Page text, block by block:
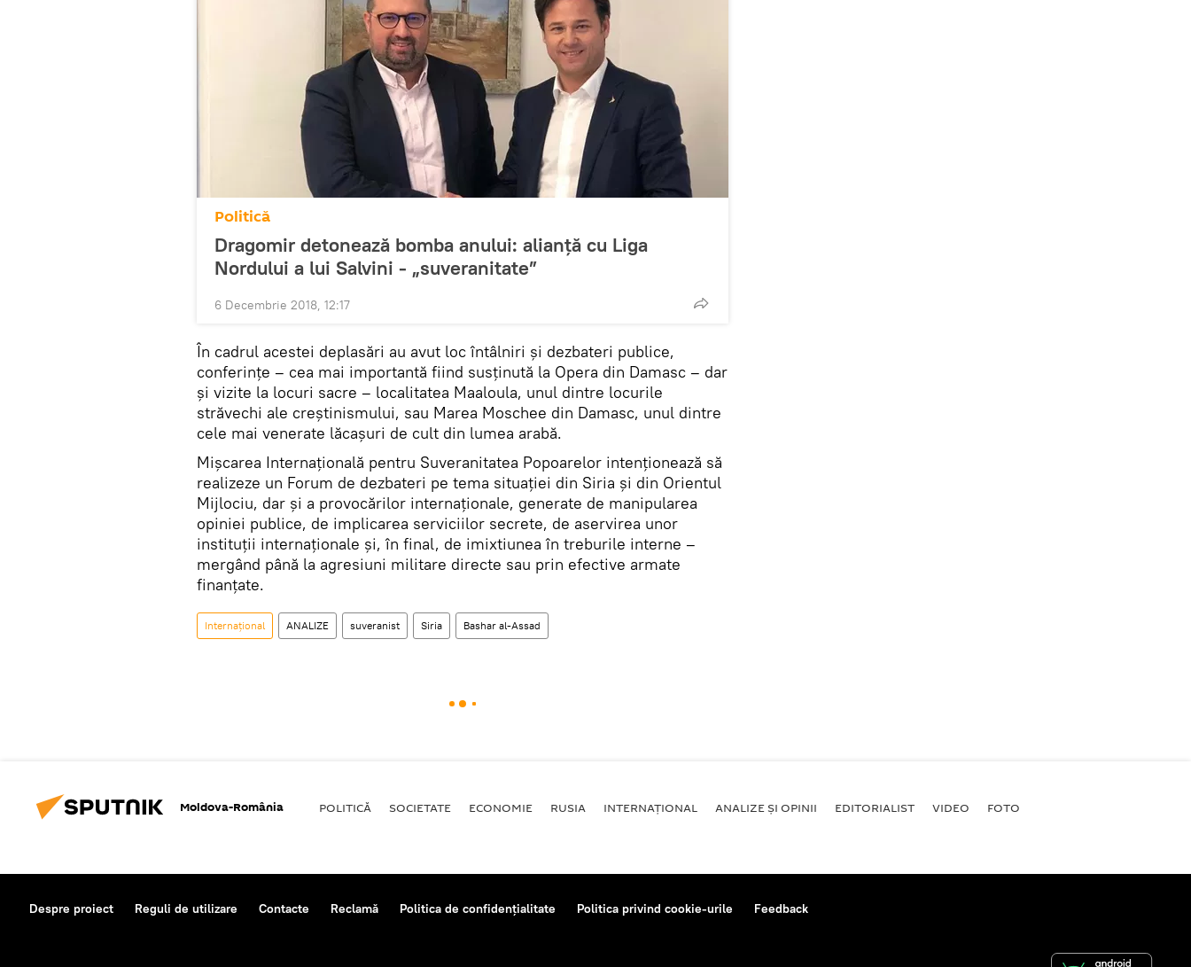
Politică
Dragomir detonează bomba anului: alianţă cu Liga
Nordului a lui Salvini - „suveranitate”
6 Decembrie 2018, 12:17
În cadrul acestei deplasări au avut loc întâlniri și dezbateri publice,
conferințe – cea mai importantă fiind susținută la Opera din Damasc – dar
și vizite la locuri sacre – localitatea Maaloula, unul dintre locurile
străvechi ale creștinismului, sau Marea Moschee din Damasc, unul dintre
cele mai venerate lăcașuri de cult din lumea arabă.
Mișcarea Internațională pentru Suveranitatea Popoarelor intenționează să
realizeze un Forum de dezbateri pe tema situației din Siria și din Orientul
Mijlociu, dar și a provocărilor internaționale, generate de manipularea
opiniei publice, de implicarea serviciilor secrete, de aservirea unor
instituții internaționale și, în final, de imixtiunea în treburile interne –
mergând până la agresiuni militare directe sau prin efective armate
finanțate.
Internaţional ANALIZE suveranist Siria Bashar al-Assad
Moldova-România POLITICĂ SOCIETATE ECONOMIE RUSIA INTERNAŢIONAL ANALIZE ȘI OPINII EDITORIALIST VIDEO FOTO
Despre proiect Reguli de utilizare Contacte Reclamă Politica de confidențialitate Politica privind cookie-urile Feedback